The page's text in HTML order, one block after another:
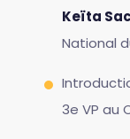
Keïta
National
3e VP au